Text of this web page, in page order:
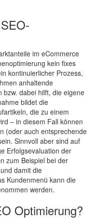
im eCommerce
kein fixes
kontinuierlicher Prozess,
anhaltende
bzw. dabei hilft, die eigene
bildet die
die zu einem
– in diesem Fall können
(oder auch entsprechende
Sinnvoll aber sind auf
Erfolgsevaluation der
zum Beispiel bei der
damit die
Kundenmenü kann die
werden.
Optimierung?